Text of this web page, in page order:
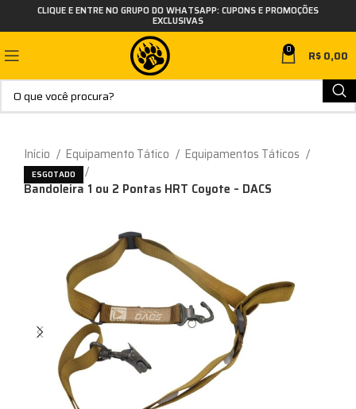
CLIQUE E ENTRE NO GRUPO DO WHATSAPP: CUPONS E PROMOÇÕES
EXCLUSIVAS
0 R$0,00
Início Equipamento Tático
Equipamentos Táticos
Bandoleira
Bandoleira 1 ou 2 Pontas HRT Coyote – DACS
ESGOTADO